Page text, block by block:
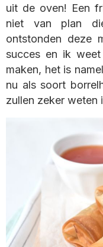
uit de oven! Een
niet van plan
ontstonden deze
succes en ik
maken, het is
nu als soort
zullen zeker weten